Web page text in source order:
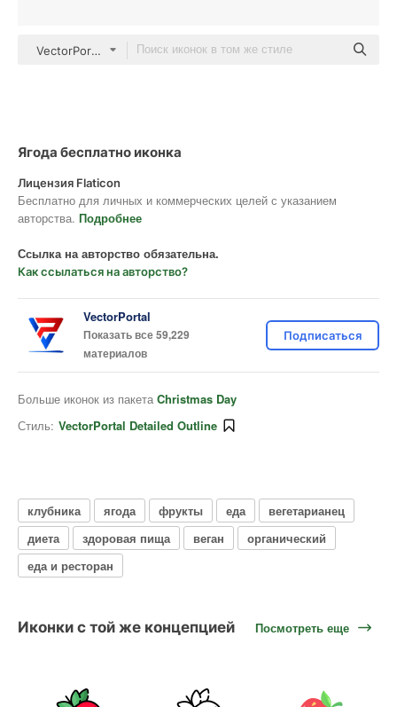
VectorPortal Detailed Outline
Ягода бесплатно иконка
Лицензия Flaticon
Бесплатно для личных и коммерческих целей с указанием
авторства. Подробнее
Ссылка на авторство обязательна.
Как ссылаться на авторство?
VectorPortal
Показать все 59,229
материалов
Подписаться
Больше иконок из пакета Christmas Day
Стиль: VectorPortal Detailed Outline
клубника ягода фрукты еда
вегетарианец
диета
здоровая пища веган
органический
еда и ресторан
Иконки с той же концепцией Посмотреть еще